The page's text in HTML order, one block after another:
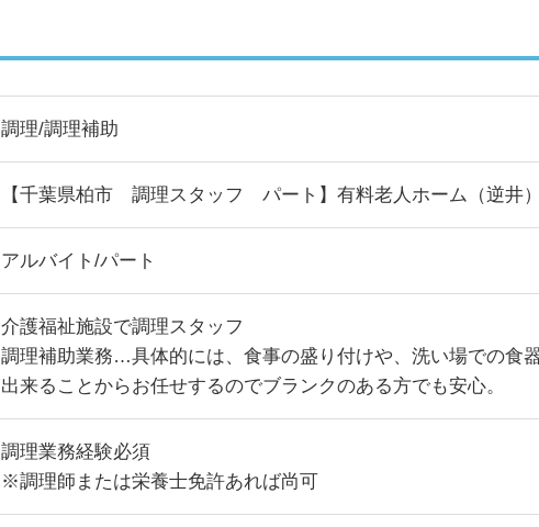
調理/調理補助
【千葉県柏市 調理スタッフ パート】有料老人ホーム（逆井
アルバイト/パート
介護福祉施設で調理スタッフ
調理補助業務…具体的には、食事の盛り付けや、洗い場での食
出来ることからお任せするのでブランクのある方でも安心。
調理業務経験必須
※調理師または栄養士免許あれば尚可